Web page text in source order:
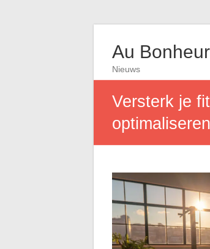
Au
Nieuws
Versterk je
optimaliseren